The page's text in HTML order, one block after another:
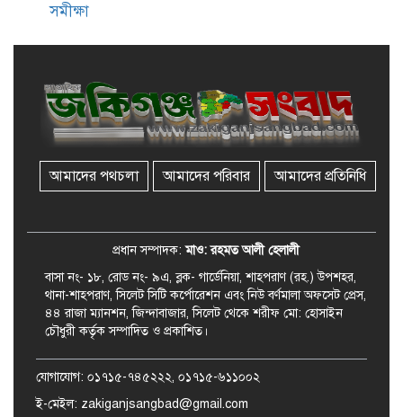
জকিগঞ্জে সুরমা নদীর বালুমহালে
মোবাইল কোর্ট পরিচালনা করলেন
ইউএনও: সরেজমিনে অভিযোগের
সত্যতা মেলেনি
একজন গ্রেপ্তার
সমীক্ষা
আমাদের পথচলা আমাদের পরিবার আমাদের প্রতিনিধি
প্রধান সম্পাদক:মাও: রহমত আলী হেলালী
বাসা নং- ১৮, রোড নং- ৯এ, ব্লক- গার্ডেনিয়া, শাহপরাণ (রহ.) উপশহর,
থানা-শাহপরাণ, সিলেট সিটি কর্পোরেশন এবং নিউ বর্ণমালা অফসেট প্রেস,
৪৪ রাজা ম্যানশন, জিন্দাবাজার, সিলেট থেকে শরীফ মো: হোসাইন
চৌধুরী কর্তৃক সম্পাদিত ও প্রকাশিত।
যোগাযোগ: ০১৭১৫-৭৪৫২২২, ০১৭১৫-৬১১০০২
ই-মেইল: zakiganjsangbad@gmail.com